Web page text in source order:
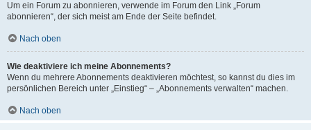
Um ein Forum zu abonnieren, verwende im Forum den Link „Forum
abonnieren“, der sich meist am Ende der Seite befindet.
Nach oben
Wie deaktiviere ich meine Abonnements?
Wenn du mehrere Abonnements deaktivieren möchtest, so kannst du dies im
persönlichen Bereich unter „Einstieg“ – „Abonnements verwalten“ machen.
Nach oben